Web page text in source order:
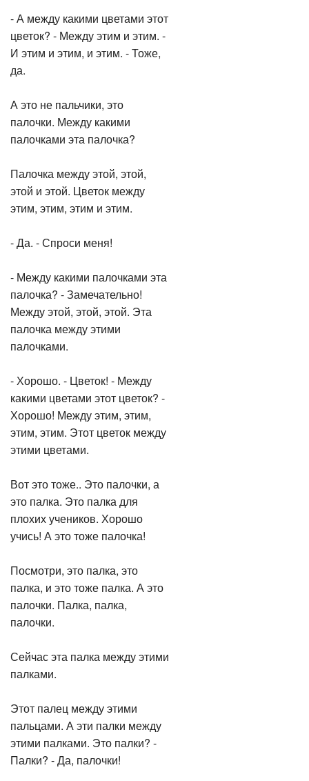
- А между какими цветами этот
цветок? - Между этим и этим. -
И этим и этим, и этим. - Тоже,
да.
А это не пальчики, это
палочки. Между какими
палочками эта палочка?
Палочка между этой, этой,
этой и этой. Цветок между
этим, этим, этим и этим.
- Да. - Спроси меня!
- Между какими палочками эта
палочка? - Замечательно!
Между этой, этой, этой. Эта
палочка между этими
палочками.
- Хорошо. - Цветок! - Между
какими цветами этот цветок? -
Хорошо! Между этим, этим,
этим, этим. Этот цветок между
этими цветами.
Вот это тоже.. Это палочки, а
это палка. Это палка для
плохих учеников. Хорошо
учись! А это тоже палочка!
Посмотри, это палка, это
палка, и это тоже палка. А это
палочки. Палка, палка,
палочки.
Сейчас эта палка между этими
палками.
Этот палец между этими
пальцами. А эти палки между
этими палками. Это палки? -
Палки? - Да, палочки!